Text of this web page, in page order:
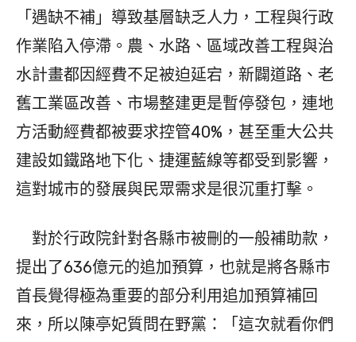
「遇缺不補」導致基層缺乏人力，工程與行政
作業陷入停滯。農、水路、區域改善工程與治
水計畫都因經費不足被迫延宕，新闢道路、老
舊工業區改善、市場整建更是暫停發包，連地
方活動經費都被要求控管40%，甚至重大公共
建設如鐵路地下化、捷運藍線等都受到影響，
這對城市的發展與民眾需求是很沉重打擊。
對於行政院針對各縣市被刪的一般補助款，
提出了636億元的追加預算，也就是將各縣市
首長覺得極為重要的部分利用追加預算補回
來，所以陳亭妃質問在野黨：「這次就看你們